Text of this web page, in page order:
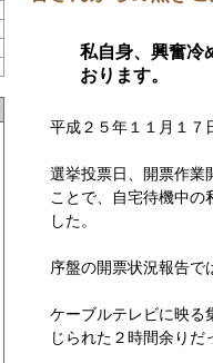
私自身、興奮冷
おります。
平成２５年１１月１７
選挙投票日、開票作業
ことで、自宅待機中の
した。
序盤の開票状況報告で
ケーブルテレビに映る
じられた２時間余りだ